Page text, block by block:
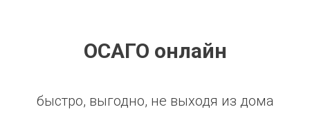
ОСАГО онлайн
быстро, выгодно, не выходя из дома